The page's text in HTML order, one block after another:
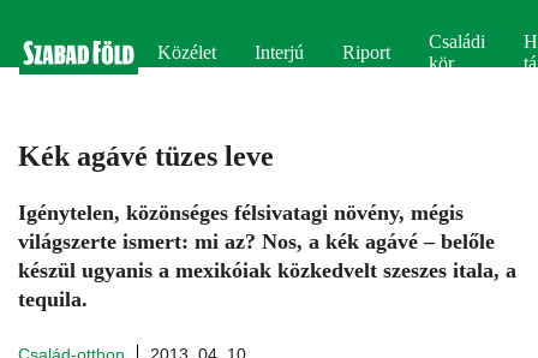
Közélet Interjú Riport
Családi
kör
Kék agávé tüzes leve
Igénytelen, közönséges félsivatagi növény, mégis
világszerte ismert: mi az? Nos, a kék agávé – belőle
készül ugyanis a mexikóiak közkedvelt szeszes itala, a
tequila.